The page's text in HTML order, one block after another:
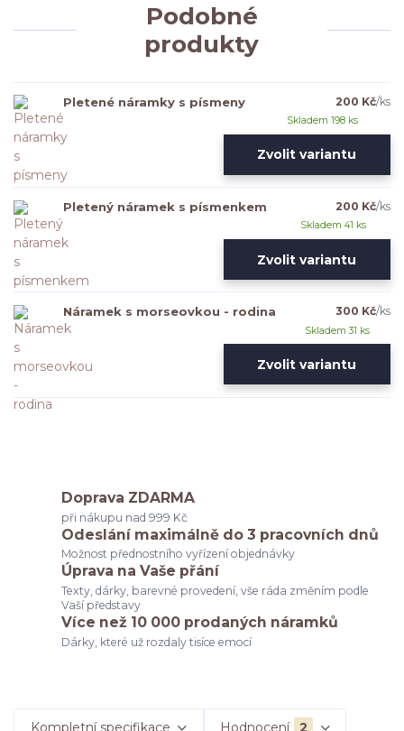
Podobné
produkty
Pletené náramky s písmeny 200 Kč/ks
Skladem 198 ks
Zvolit variantu
Pletený náramek s písmenkem 200 Kč/ks
Skladem 41 ks
Zvolit variantu
Náramek s morseovkou - rodina 300 Kč/ks
Skladem 31 ks
Zvolit variantu
Doprava ZDARMA
při nákupu nad 999 Kč
Odeslání maximálně do 3 pracovních dnů
Možnost přednostního vyřízení objednávky
Úprava na Vaše přání
Texty, dárky, barevné provedení, vše ráda změním podle
Vaší představy
Více než 10 000 prodaných náramků
Dárky, které už rozdaly tisíce emocí
Kompletní specifikace Hodnocení 2